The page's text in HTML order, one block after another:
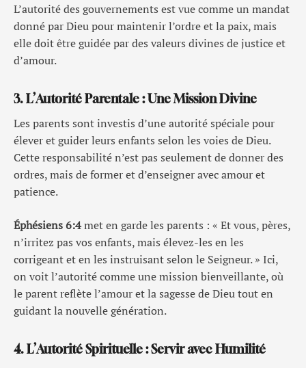
L’autorité des gouvernements est vue comme un mandat
donné par Dieu pour maintenir l’ordre et la paix, mais
elle doit être guidée par des valeurs divines de justice et
d’amour.
3. L’Autorité Parentale : Une Mission Divine
Les parents sont investis d’une autorité spéciale pour
élever et guider leurs enfants selon les voies de Dieu.
Cette responsabilité n’est pas seulement de donner des
ordres, mais de former et d’enseigner avec amour et
patience.
Éphésiens 6:4met en garde les parents : « Et vous, pères,
n’irritez pas vos enfants, mais élevez-les en les
corrigeant et en les instruisant selon le Seigneur. » Ici,
on voit l’autorité comme une mission bienveillante, où
le parent reflète l’amour et la sagesse de Dieu tout en
guidant la nouvelle génération.
4. L’Autorité Spirituelle : Servir avec Humilité